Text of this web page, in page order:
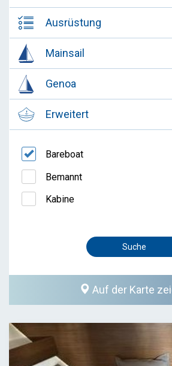
Ausrüstung
Mainsail
Genoa
Erweitert
Bareboat
Bemannt
Kabine
Auf der Karte